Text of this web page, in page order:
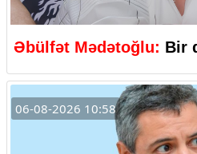
Əbülfət Mədətoğlu: Bir
06-08-2026 10:58